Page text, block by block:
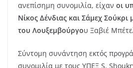
ανεπίσημη συνομιλία, είχαν οι
Νίκος Δένδιας και Σάμεχ
του Λουξεμβούργου Ξαβιέ
Σύντομη συνάντηση εκτός
συνομιλία με τους ΥΠΕΞ S.